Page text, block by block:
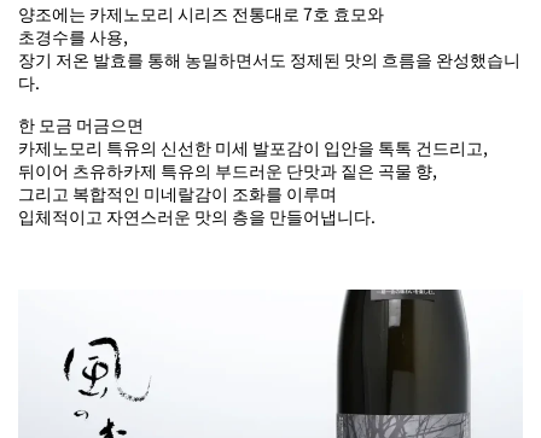
양조에는 카제노모리 시리즈 전통대로 7호 효모와
초경수를 사용,
장기 저온 발효를 통해 농밀하면서도 정제된 맛의 흐름을 완성했습니
다.
한 모금 머금으면
카제노모리 특유의 신선한 미세 발포감이 입안을 톡톡 건드리고,
뒤이어 츠유하카제 특유의 부드러운 단맛과 짙은 곡물 향,
그리고 복합적인 미네랄감이 조화를 이루며
입체적이고 자연스러운 맛의 층을 만들어냅니다.